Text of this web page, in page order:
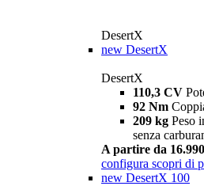
DesertX
new DesertX
DesertX
110,3 CV
92 Nm
209 kg Peso
senza
A partire da
configura scopri di
new DesertX 100